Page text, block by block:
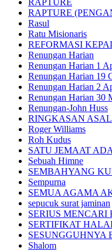
RAPTURE
RAPTURE
Rasul
Ratu Misionaris
REFORMASI
Renungan Harian
Renungan Harian 1
Renungan Harian 19
Renungan Harian 2
Renungan Harian 30
Renungan-John Huss
RINGKASAN ASAL
Roger Williams
Roh Kudus
SATU JEMAAT
Sebuah Himne
SEMBAHYANG
Sempurna
SEMUA AGAMA
sepucuk surat jaminan
SERIUS MENCARI
SERTIFIKAT
SESUNGGUHNYA
Shalom